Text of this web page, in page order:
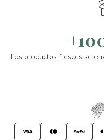
Los productos frescos se